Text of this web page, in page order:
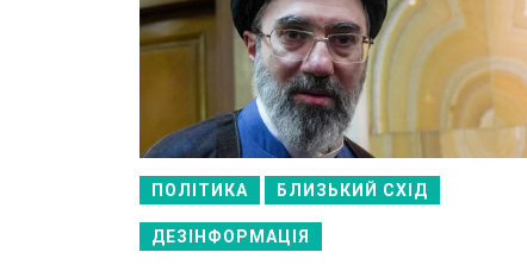
ПОЛІТИКА БЛИЗЬКИЙ СХІД
ДЕЗІНФОРМАЦІЯ